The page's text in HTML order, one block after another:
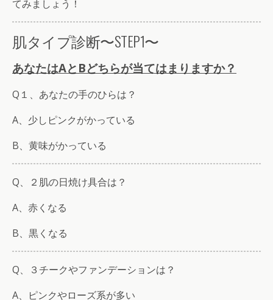
てみましょう！
肌タイプ診断〜STEP1〜
あなたはAとBどちらが当てはまりますか？
Q１、あなたの手のひらは？
A、少しピンクがかっている
B、黄味がかっている
Q、２肌の日焼け具合は？
A、赤くなる
B、黒くなる
Q、３チークやファンデーションは？
A、ピンクやローズ系が多い